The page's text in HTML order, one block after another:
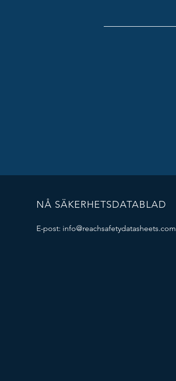
NÅ SÄKERHETSDATABLAD
E-post: info@reachsafetydatasheets.com